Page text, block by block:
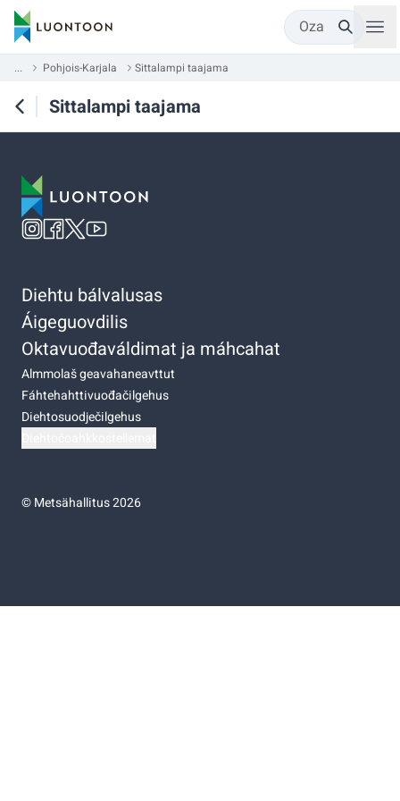
Oza
... Pohjois-Karjala Sittalampi taajama
Sittalampi taajama
Diehtu bálvalusas
Áigeguovdilis
Oktavuođaváldimat ja máhcahat
Almmolaš geavahaneavttut
Fáhtehahttivuođačilgehus
Diehtosuodječilgehus
©Metsähallitus 2026